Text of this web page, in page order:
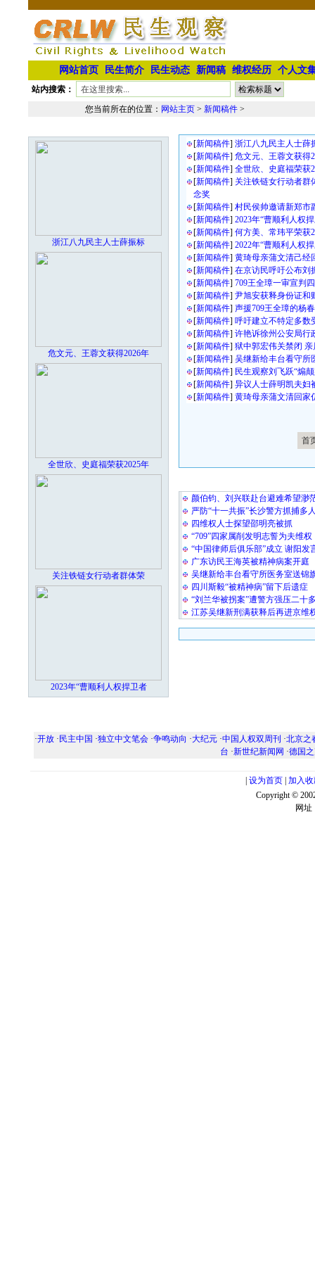
网站首页 民生简介 民生动态 新闻稿 维权经历 个人文
站内搜索：
您当前所在的位置： 网站主页 > 新闻稿件 >
浙江八九民主人士薛振标
危文元、王蓉文获得2026年
全世欣、史庭福荣获2025年
关注铁链女行动者群体荣
2023年“曹顺利人权捍卫者
[新闻稿件] 浙江八九民主人士薛
[新闻稿件] 危文元、王蓉文获得
[新闻稿件] 全世欣、史庭福荣获
[新闻稿件] 关注铁链女行动者群
念奖
[新闻稿件] 村民侯帅邀请新郑市
[新闻稿件] 2023年“曹顺利人权
[新闻稿件] 何方美、常玮平荣获
[新闻稿件] 2022年“曹顺利人权
[新闻稿件] 黄琦母亲蒲文清己经
[新闻稿件] 在京访民呼吁公布刘
[新闻稿件] 709王全璋一审宣判
[新闻稿件] 尹旭安获释身份证和
[新闻稿件] 声援709王全璋的杨
[新闻稿件] 呼吁建立不特定多数
[新闻稿件] 许艳诉徐州公安局行
[新闻稿件] 狱中郭宏伟关禁闭
[新闻稿件] 吴继新给丰台看守所
[新闻稿件] 民生观察刘飞跃“煽
[新闻稿件] 异议人士薛明凯夫妇
[新闻稿件] 黄琦母亲蒲文清回家
首
颜伯钧、刘兴联赴台避难希望渺
严防“十一共振”长沙警方抓捕多
四维权人士探望邵明亮被抓
“709”四家属削发明志誓为夫维权
“中国律师后俱乐部”成立 谢阳发
广东访民王海英被精神病案开庭
吴继新给丰台看守所医务室送锦
四川斯毅“被精神病”留下后遗症
“刘兰华被拐案”遭警方强压二十
江苏吴继新刑满获释后再进京维
·开放 · 民主中国 ·独立中文笔会 ·争鸣动向 ·大纪元 ·中国人权双周刊 ·北京之
台 ·新世纪新闻网 ·德国
设为首页 加入
Copyright ©
网址